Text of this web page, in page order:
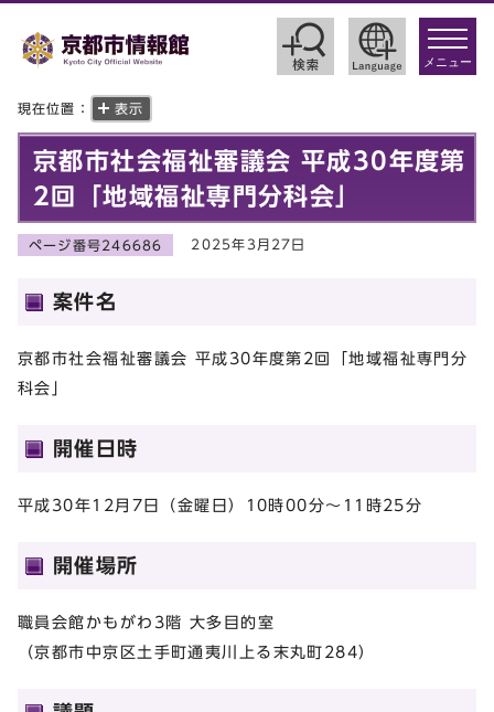
toggle
メニュー
現在位置： 表示
京都市社会福祉審議会 平成30年度第
2回「地域福祉専門分科会」
ページ番号246686 2025年3月27日
案件名
京都市社会福祉審議会 平成30年度第2回「地域福祉専門分
科会」
開催日時
平成30年12月7日（金曜日）10時00分～11時25分
開催場所
職員会館かもがわ3階 大多目的室
（京都市中京区土手町通夷川上る末丸町284）